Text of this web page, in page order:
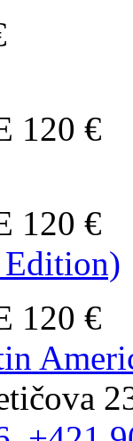
120 €
120 €
Edition)
120 €